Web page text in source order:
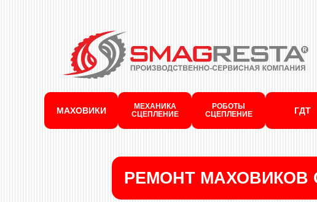
МАХОВИКИ
МЕХАНИКА
СЦЕПЛЕНИЕ
РОБОТЫ
СЦЕПЛЕНИЕ
ГДТ
РЕМОНТ МАХОВИКОВ